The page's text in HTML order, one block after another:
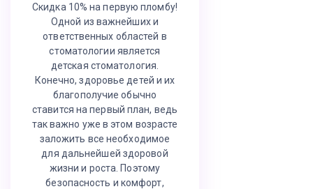
Скидка 10% на первую пломбу!
Одной из важнейших и
ответственных областей в
стоматологии является
детская стоматология.
Конечно, здоровье детей и их
благополучие обычно
ставится на первый план, ведь
так важно уже в этом возрасте
заложить все необходимое
для дальнейшей здоровой
жизни и роста. Поэтому
безопасность и комфорт,